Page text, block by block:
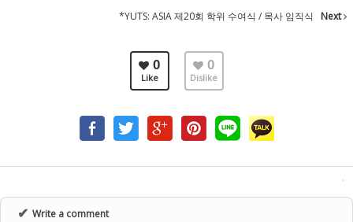
*YUTS: ASIA 제20회 학위 수여식 / 목사 임직식
Next
0
Like
0
Dislike
✔ Write a comment